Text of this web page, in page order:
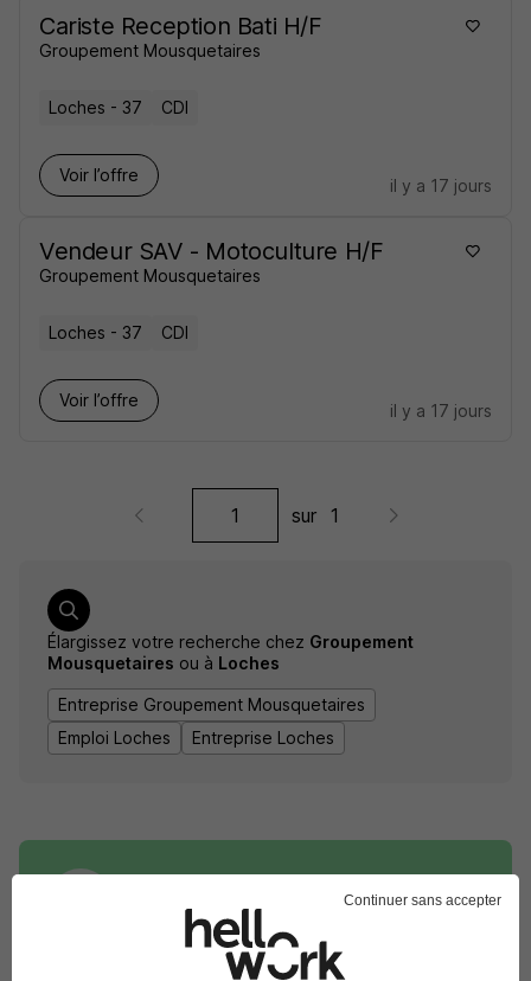
Cariste Reception Bati H/F
Groupement Mousquetaires
Loches - 37 CDI
Voir l’offre
il y a 17 jours
Vendeur SAV - Motoculture H/F
Groupement Mousquetaires
Loches - 37 CDI
Voir l’offre
il y a 17 jours
sur 1
Élargissez votre recherche chez Groupement
Mousquetaires ou à Loches
Entreprise Groupement Mousquetaires
Emploi Loches
Entreprise Loches
DÉPOSEZ VOTRE CV
Continuer sans accepter